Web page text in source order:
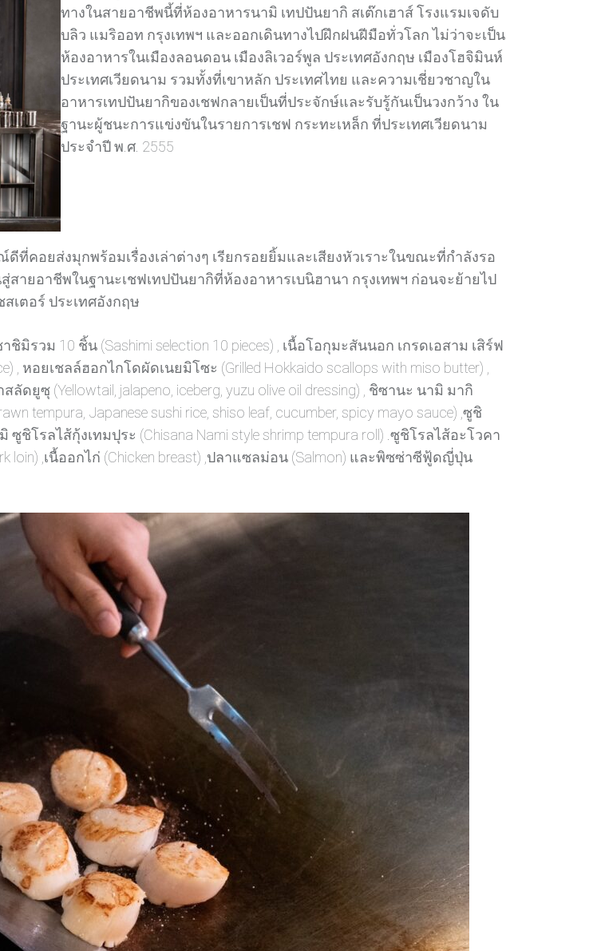
ทางในสายอาชีพนี้ที่ห้องอาหารนามิ เทปปันยากิ สเต๊กเฮาส์ โรงแรมเจดับ
บลิว แมริออท กรุงเทพฯ และออกเดินทางไปฝึกฝนฝีมือทั่วโลก ไม่ว่าจะเป็น
ห้องอาหารในเมืองลอนดอน เมืองลิเวอร์พูล ประเทศอังกฤษ เมืองโฮจิมินห์
ประเทศเวียดนาม รวมทั้งที่เขาหลัก ประเทศไทย และความเชี่ยวชาญใน
อาหารเทปปันยากิของเชฟกลายเป็นที่ประจักษ์และรับรู้กันเป็นวงกว้าง ใน
ฐานะผู้ชนะการแข่งขันในรายการเชฟ กระทะเหล็ก ที่ประเทศเวียดนาม
ประจำปี พ.ศ. 2555
คอยส่งมุกพร้อมเรื่องเล่าต่างๆ เรียกรอยยิ้มและเสียงหัวเราะในขณะที่กำลังรอ
ายอาชีพในฐานะเชฟเทปปันยากิที่ห้องอาหารเบนิฮานา กรุงเทพฯ ก่อนจะย้ายไป
เตอร์ ประเทศอังกฤษ
รวม 10 ชิ้น (Sashimi selection 10 pieces) , เนื้อโอกุมะสันนอก เกรดเอสาม เสิร์ฟ
, หอยเชลล์ฮอกไกโดผัดเนยมิโซะ (Grilled Hokkaido scallops with miso butter) ,
ซุ (Yellowtail, jalapeno, iceberg, yuzu olive oil dressing) , ชิซานะ นามิ มากิ
tempura, Japanese sushi rice, shiso leaf, cucumber, spicy mayo sauce) ,ซูชิ
โรลไส้กุ้งเทมปุระ (Chisana Nami style shrimp tempura roll) .ซูชิโรลไส้อะโวคา
loin) ,เนื้ออกไก่ (Chicken breast) ,ปลาแซลม่อน (Salmon) และพิซซ่าซีฟู้ดญี่ปุ่น